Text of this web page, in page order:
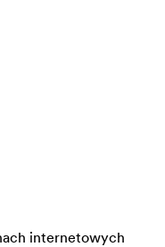
internetowych